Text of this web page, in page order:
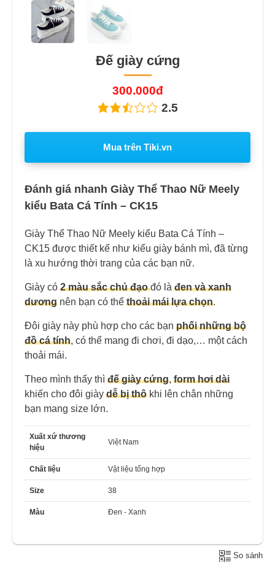
Đế giày cứng
300.000đ
2.5
Mua trên Tiki.vn
Đánh giá nhanh Giày Thể Thao Nữ Meely
kiểu Bata Cá Tính – CK15
Giày Thể Thao Nữ Meely kiểu Bata Cá Tính –
CK15 được thiết kế như kiểu giày bánh mì, đã từng
là xu hướng thời trang của các bạn nữ.
Giày có 2 màu sắc chủ đạo đó là đen và xanh
dương nên bạn có thể thoải mái lựa chọn.
Đôi giày này phù hợp cho các bạn phối những bộ
đồ cá tính, có thể mang đi chơi, đi dạo,… một cách
thoải mái.
Theo mình thấy thì đế giày cứng, form hơi dài
khiến cho đôi giày dễ bị thô khi lên chân những
bạn mang size lớn.
Xuất xứ thương
hiệu
Việt Nam
Chất liệu Vật liệu tổng hợp
Size 38
Màu Đen - Xanh
So sánh